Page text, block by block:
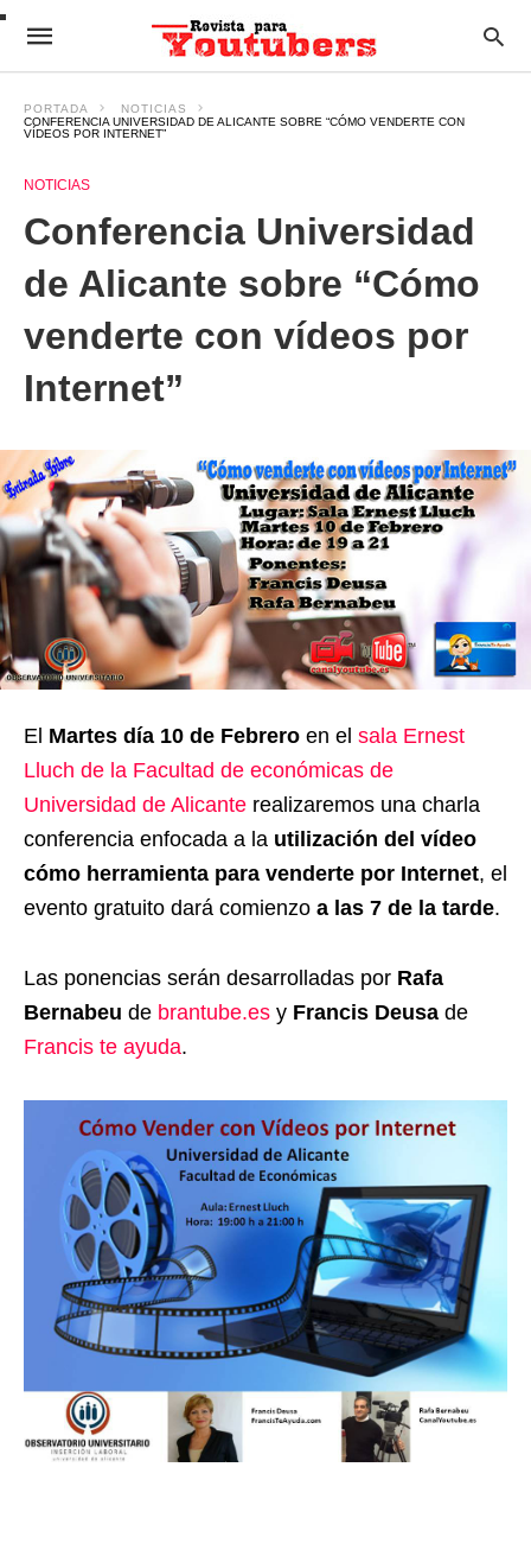
PORTADA
NOTICIAS
CONFERENCIA UNIVERSIDAD DE ALICANTE SOBRE “CÓMO VENDERTE CON
VÍDEOS POR INTERNET”
NOTICIAS
Conferencia Universidad
de Alicante sobre “Cómo
venderte con vídeos por
Internet”
El Martes día 10 de Febrero en el sala Ernest
Lluch de la Facultad de económicas de
Universidad de Alicante realizaremos una charla
conferencia enfocada a la utilización del vídeo
cómo herramienta para venderte por Internet, el
evento gratuito dará comienzo a las 7 de la tarde.
Las ponencias serán desarrolladas por Rafa
Bernabeu de brantube.es y Francis Deusa de
Francis te ayuda.